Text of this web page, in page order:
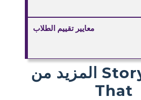
معايير تقييم الطلاب
المزيد من Storyboard
That